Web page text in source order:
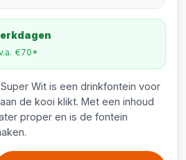
€70*
Wit is een drinkfontein voor
de kooi klikt. Met een inhoud
proper en is de fontein